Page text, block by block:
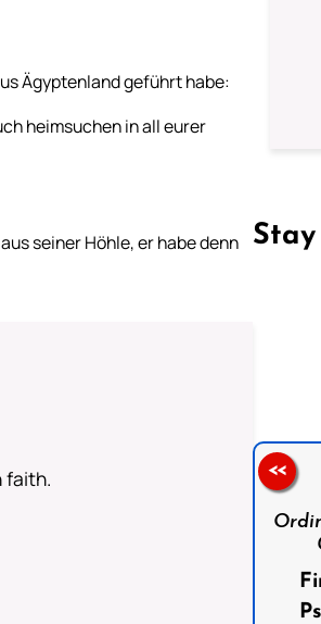
Ägyptenland geführt habe:
heimsuchen in all eurer
seiner Höhle, er habe denn
faith. <<